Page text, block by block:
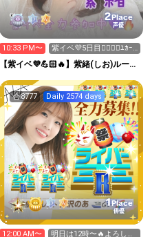
2Place
声優
10:33 PM〜
紫イベ💜5日目❤️‍🔥❤️‍🔥ﾕｶｰﾀ
👘
【紫イベ💜💪🏻🔥】紫緒(しお)ルーム
8777 Daily 2574 days
1 Place
俳優
12:00 AM〜
明日は12時〜🔥よろしく